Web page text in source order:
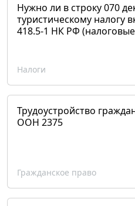
Нужно ли в строку 070
туристическому налогу
418.5-1 НК РФ
Налоги
Трудоустройство
ООН 2375
Гражданское право